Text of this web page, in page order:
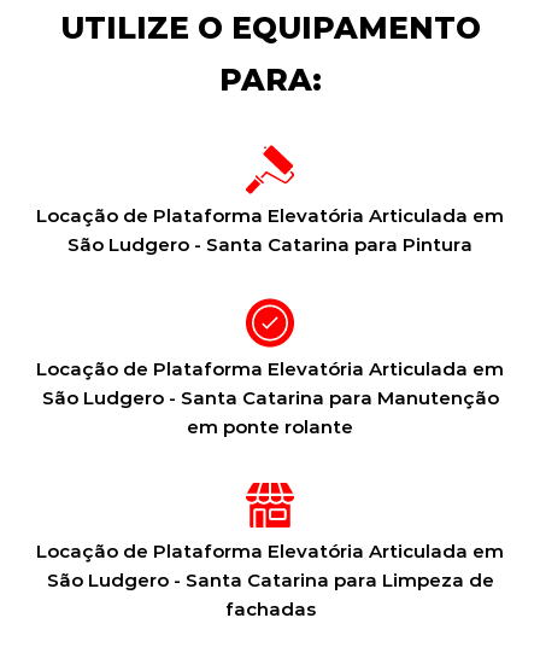
UTILIZE O EQUIPAMENTO
PARA:
Locação de Plataforma Elevatória Articulada em
São Ludgero - Santa Catarina para Pintura
Locação de Plataforma Elevatória Articulada em
São Ludgero - Santa Catarina para Manutenção
em ponte rolante
Locação de Plataforma Elevatória Articulada em
São Ludgero - Santa Catarina para Limpeza de
fachadas